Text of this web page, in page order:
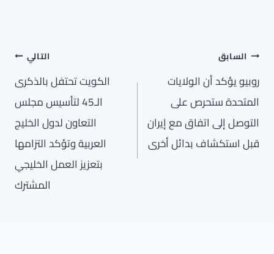
تصفّح
المقالات
السابق
روبيو يؤكد أن الولايات
المتحدة ستحرص على
التوصل إلى اتفاق مع إيران
قبل استكشاف بدائل أخرى
التالي
الكويت تحتفل بالذكرى
الـ45 لتأسيس مجلس
التعاون لدول الخليج
العربية وتؤكد التزامها
بتعزيز العمل الخليجي
المشترك